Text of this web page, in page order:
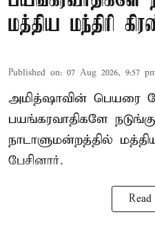
மத்திய மந்திரி
Published on: 07 Aug 2026, 9:57
அமித்ஷாவின் பெயரை
பயங்கரவாதிகளே
நாடாளுமன்றத்தில்
பேசினார்.